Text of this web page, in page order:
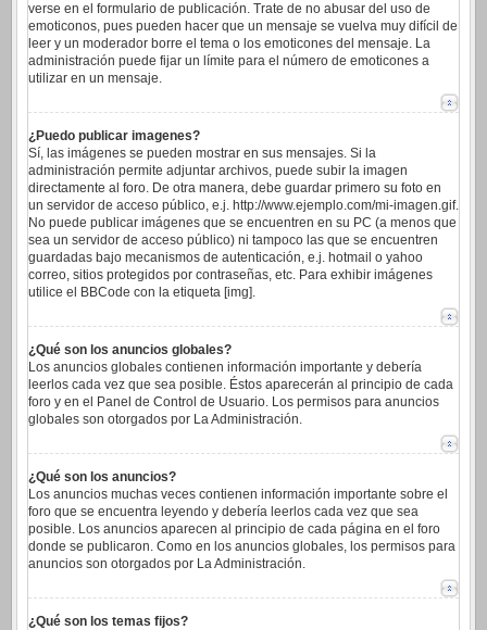
verse en el formulario de publicación. Trate de no abusar del uso de
emoticonos, pues pueden hacer que un mensaje se vuelva muy difícil de
leer y un moderador borre el tema o los emoticones del mensaje. La
administración puede fijar un límite para el número de emoticones a
utilizar en un mensaje.
¿Puedo publicar imagenes?
Sí, las imágenes se pueden mostrar en sus mensajes. Si la
administración permite adjuntar archivos, puede subir la imagen
directamente al foro. De otra manera, debe guardar primero su foto en
un servidor de acceso público, e.j. http://www.ejemplo.com/mi-imagen.gif.
No puede publicar imágenes que se encuentren en su PC (a menos que
sea un servidor de acceso público) ni tampoco las que se encuentren
guardadas bajo mecanismos de autenticación, e.j. hotmail o yahoo
correo, sitios protegidos por contraseñas, etc. Para exhibir imágenes
utilice el BBCode con la etiqueta [img].
¿Qué son los anuncios globales?
Los anuncios globales contienen información importante y debería
leerlos cada vez que sea posible. Éstos aparecerán al principio de cada
foro y en el Panel de Control de Usuario. Los permisos para anuncios
globales son otorgados por La Administración.
¿Qué son los anuncios?
Los anuncios muchas veces contienen información importante sobre el
foro que se encuentra leyendo y debería leerlos cada vez que sea
posible. Los anuncios aparecen al principio de cada página en el foro
donde se publicaron. Como en los anuncios globales, los permisos para
anuncios son otorgados por La Administración.
¿Qué son los temas fijos?